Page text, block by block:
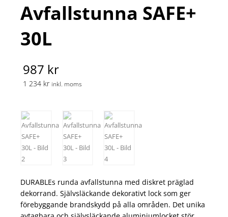
Avfallstunna SAFE+
30L
987 kr
1 234 kr inkl. moms
DURABLEs runda avfallstunna med diskret präglad
dekorrand. Självsläckande dekorativt lock som ger
förebyggande brandskydd på alla områden. Det unika